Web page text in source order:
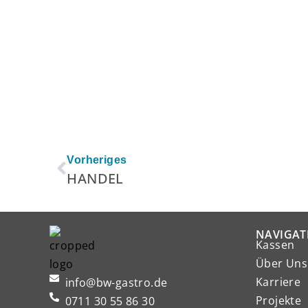
Zurück
Vorheriges
HANDEL
info@bw-gastro.de
0711 30 55 86 30
Kassen
Über Uns
Karriere
Projekte